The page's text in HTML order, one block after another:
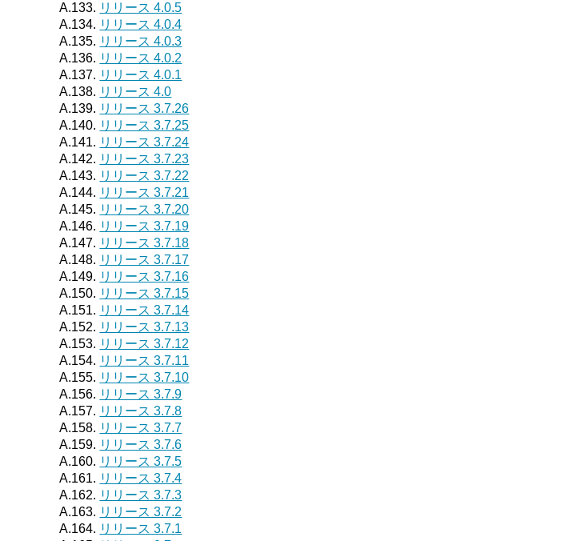
A.133. リリース 4.0.5
A.134. リリース 4.0.4
A.135. リリース 4.0.3
A.136. リリース 4.0.2
A.137. リリース 4.0.1
A.138. リリース 4.0
A.139. リリース 3.7.26
A.140. リリース 3.7.25
A.141. リリース 3.7.24
A.142. リリース 3.7.23
A.143. リリース 3.7.22
A.144. リリース 3.7.21
A.145. リリース 3.7.20
A.146. リリース 3.7.19
A.147. リリース 3.7.18
A.148. リリース 3.7.17
A.149. リリース 3.7.16
A.150. リリース 3.7.15
A.151. リリース 3.7.14
A.152. リリース 3.7.13
A.153. リリース 3.7.12
A.154. リリース 3.7.11
A.155. リリース 3.7.10
A.156. リリース 3.7.9
A.157. リリース 3.7.8
A.158. リリース 3.7.7
A.159. リリース 3.7.6
A.160. リリース 3.7.5
A.161. リリース 3.7.4
A.162. リリース 3.7.3
A.163. リリース 3.7.2
A.164. リリース 3.7.1